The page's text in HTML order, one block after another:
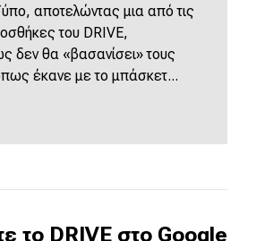
αποτελώντας μια από τις
του DRIVE,
δεν θα «βασανίσει» τους
έκανε με το μπάσκετ...
το DRIVE στο Google